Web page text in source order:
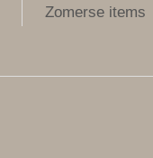
Zomerse items